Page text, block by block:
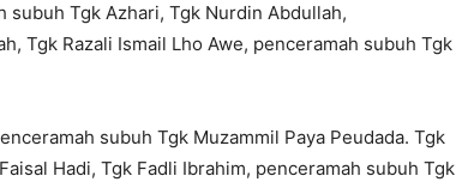
subuh Tgk Azhari, Tgk Nurdin Abdullah,
Tgk Razali Ismail Lho Awe, penceramah subuh Tgk
subuh Tgk Muzammil Paya Peudada. Tgk
Hadi, Tgk Fadli Ibrahim, penceramah subuh Tgk